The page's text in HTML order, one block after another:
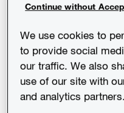
par le
PwC
Vous
We use cookies to
to provide social
our traffic. We also
use of our site with
and analytics
Continue without